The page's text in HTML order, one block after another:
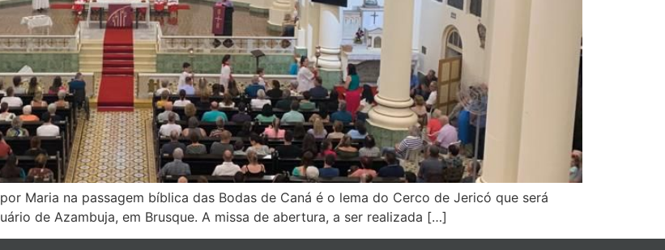
Maria na passagem bíblica das Bodas de Caná é o lema do Cerco de Jericó que será
de Azambuja, em Brusque. A missa de abertura, a ser realizada […]